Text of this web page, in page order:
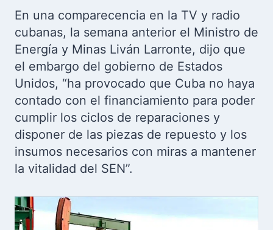
En una comparecencia en la TV y radio
cubanas, la semana anterior el Ministro de
Energía y Minas Liván Larronte, dijo que
el embargo del gobierno de Estados
Unidos, “ha provocado que Cuba no haya
contado con el financiamiento para poder
cumplir los ciclos de reparaciones y
disponer de las piezas de repuesto y los
insumos necesarios con miras a mantener
la vitalidad del SEN”.